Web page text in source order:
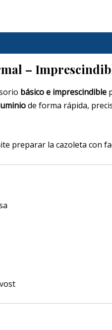
–
básico e imprescindible
de forma rápida,
preparar la cazoleta con